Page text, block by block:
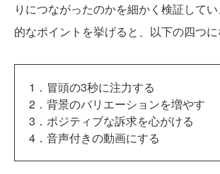
りにつながったのかを細かく検証して
的なポイントを挙げると、以下の四つに
1．冒頭の3秒に注力する
2．背景のバリエーションを増やす
3．ポジティブな訴求を心がける
4．音声付きの動画にする